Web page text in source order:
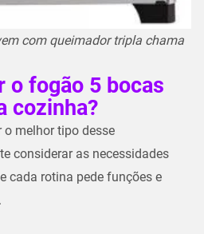
com queimador tripla chama
o fogão 5 bocas
cozinha?
o melhor tipo desse
considerar as necessidades
cada rotina pede funções e